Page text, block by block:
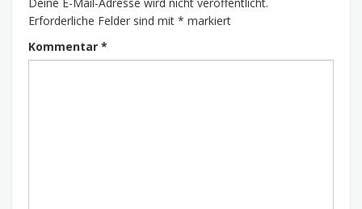
Erforderliche Felder sind mit * markiert
Kommentar *